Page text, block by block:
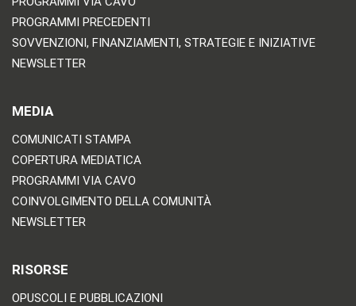
PROGRAMMI PRECEDENTI
SOVVENZIONI, FINANZIAMENTI, STRATEGIE E INIZIATIVE
NEWSLETTER
MEDIA
COMUNICATI STAMPA
COPERTURA MEDIATICA
PROGRAMMI VIA CAVO
COINVOLGIMENTO DELLA COMUNITÀ
NEWSLETTER
RISORSE
OPUSCOLI E PUBBLICAZIONI